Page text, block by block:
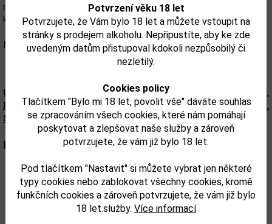
Potvrzení věku 18 let
Potvrzujete, že Vám bylo 18 let a můžete vstoupit na
stránky s prodejem alkoholu. Nepřipustíte, aby ke zde
uvedeným datům přistupoval kdokoli nezpůsobilý či
nezletilý.
Cookies policy
Tlačítkem "Bylo mi 18 let, povolit vše" dáváte souhlas
se zpracováním všech cookies, které nám pomáhají
poskytovat a zlepšovat naše služby a zároveň
potvrzujete, že vám již bylo 18 let.
Pod tlačítkem "Nastavit" si můžete vybrat jen některé
typy cookies nebo zablokovat všechny cookies, kromě
funkčních cookies a zároveň potvrzujete, že vám již bylo
18 let.služby. Více informací
následuje subtilní květinové podnebí. Klíčovým je třešňový květ,
který je typický pro Japonsko. Závěr je hladký a ostrý.
Moderní, silný Gin, který vytváří most mezi Evropou a Asií.
Upozorňujeme, že tento produkt môže obsahovať alergény.
Presné zloženie a alergény sú k dispozícii na obale výrobku.
Skontrolujte prosím pred konzumáciou.
Parametry:
Obsah alkoholu obj. %: 40%
Objem obalu (L): 0,7